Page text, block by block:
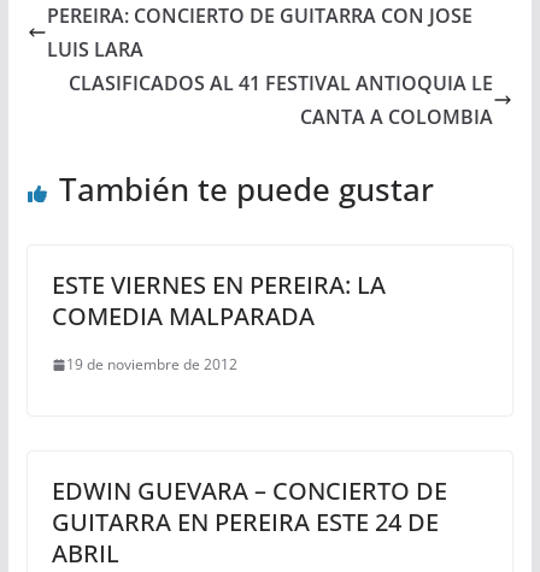
PEREIRA: CONCIERTO DE GUITARRA CON JOSE
LUIS LARA
CLASIFICADOS AL 41 FESTIVAL ANTIOQUIA LE
CANTA A COLOMBIA
También te puede gustar
ESTE VIERNES EN PEREIRA: LA
COMEDIA MALPARADA
19 de noviembre de 2012
EDWIN GUEVARA – CONCIERTO DE
GUITARRA EN PEREIRA ESTE 24 DE
ABRIL